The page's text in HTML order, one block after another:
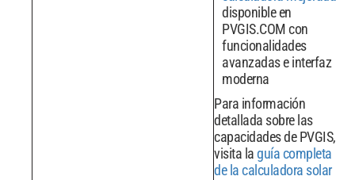
disponible en
PVGIS.COM con
funcionalidades
avanzadas e interfaz
moderna
Para información
detallada sobre las
capacidades de PVGIS,
visita laguía completa
de la calculadora solar